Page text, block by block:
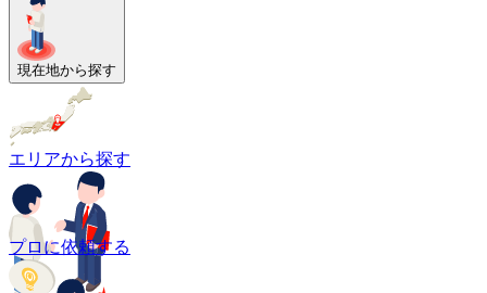
現在地から探す
エリアから探す
プロに依頼する